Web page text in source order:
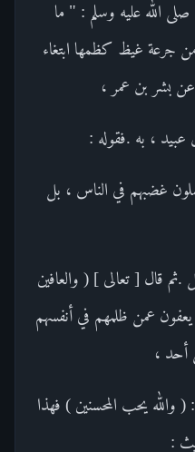
الله عليه وسلم : " ما
جرعة غيظ كظمها ابتغاء
بشر بن عمر ،
، به .فقوله :
غضبهم في الناس ، بل
قال [ تعالى ] ( والعافين
عمن ظلمهم في أنفسهم
أحد ،
والله يحب المحسنين ) فهذا
: